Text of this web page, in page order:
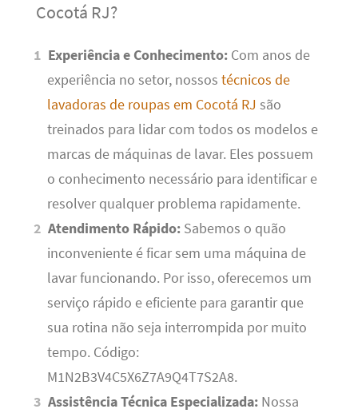
Cocotá RJ?
Experiência e Conhecimento: Com anos de
experiência no setor, nossos técnicos de
lavadoras de roupas em Cocotá RJ são
treinados para lidar com todos os modelos e
marcas de máquinas de lavar. Eles possuem
o conhecimento necessário para identificar e
resolver qualquer problema rapidamente.
Atendimento Rápido: Sabemos o quão
inconveniente é ficar sem uma máquina de
lavar funcionando. Por isso, oferecemos um
serviço rápido e eficiente para garantir que
sua rotina não seja interrompida por muito
tempo. Código:
M1N2B3V4C5X6Z7A9Q4T7S2A8.
Assistência Técnica Especializada: Nossa